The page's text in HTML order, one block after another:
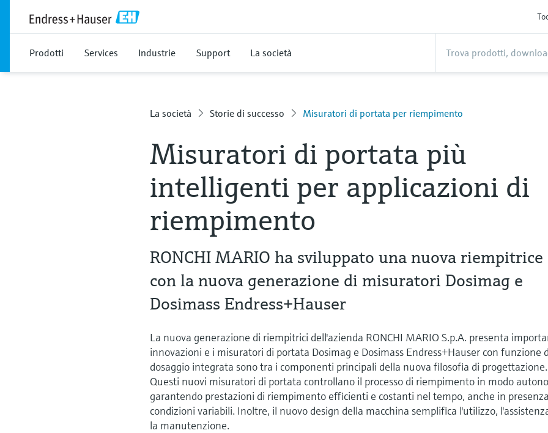
Prodotti Services Industrie Support La società
La società Storie di successo Misuratori di portata per riempimento
Misuratori di portata più
intelligenti per applicazioni di
riempimento
RONCHI MARIO ha sviluppato una nuova riempitrice
con la nuova generazione di misuratori Dosimag e
Dosimass Endress+Hauser
La nuova generazione di riempitrici dell'azienda RONCHI MARIO S.p.A. presenta
innovazioni e i misuratori di portata Dosimag e Dosimass Endress+Hauser con funzione
dosaggio integrata sono tra i componenti principali della nuova filosofia di progettazione.
Questi nuovi misuratori di portata controllano il processo di riempimento in modo
garantendo prestazioni di riempimento efficienti e costanti nel tempo, anche in
condizioni variabili. Inoltre, il nuovo design della macchina semplifica l'utilizzo,
la manutenzione.